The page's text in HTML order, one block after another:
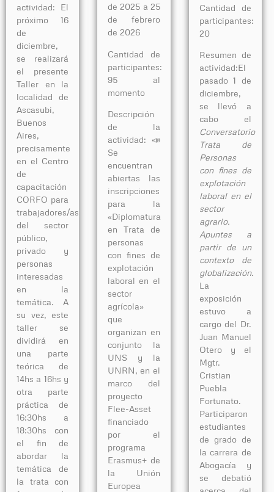
actividad: El
próximo 16
de
diciembre,
se realizará
el presente
Taller en la
localidad de
Ascasubi,
Buenos
Aires,
precisamente
en el Centro
de
capacitación
CORFO para
trabajadores/as
del sector
público,
privado y
personas
interesadas
en la
temática. A
su vez, este
taller se
dividirá en
una parte
teórica de
14hs a 16hs y
otra parte
práctica de
16:30hs a
18:30hs con
el fin de
abordar la
temática de
la trata con
de 2025 a 25
de febrero
de 2026
Cantidad de
participantes:
95 al
momento
Descripción
de la
actividad: 📣
Se
encuentran
abiertas las
inscripciones
para la
«Diplomatura
en Trata de
personas
con fines de
explotación
laboral en el
sector
agrícola»
que
organizan en
conjunto la
UNS y la
UNRN, en el
marco del
proyecto
Flee-Asset
financiado
por el
programa
Erasmus+ de
la Unión
Europea
Cantidad de
participantes:
20
Resumen de
actividad:El
pasado 1 de
diciembre,
se llevó a
cabo el
Conversatorio
Trata de
Personas
con fines de
explotación
laboral en el
sector
agrario.
Apuntes a
partir de un
contexto de
globalización.
La
exposición
estuvo a
cargo del Dr.
Juan Manuel
Otero y el
Mgtr.
Cristian
Puebla
Fortunato.
Participaron
estudiantes
de grado de
la carrera de
Abogacía y
se debatió